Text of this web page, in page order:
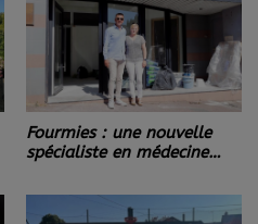
Fourmies : une nouvelle
spécialiste en médecine
août !